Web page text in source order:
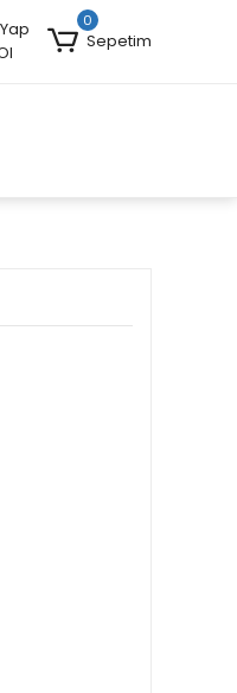
0
Sepetim